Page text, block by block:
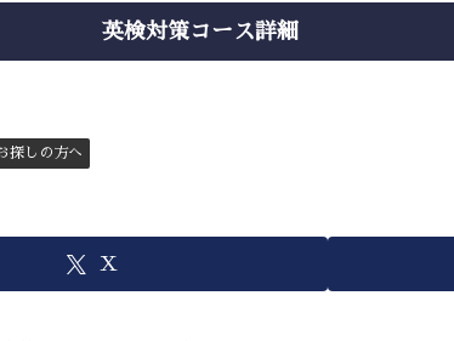
英検対策コース詳細
探しの方へ
X